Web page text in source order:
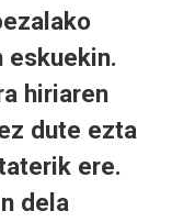
eskuekin.
hiriaren
dute ezta
ere.
dela